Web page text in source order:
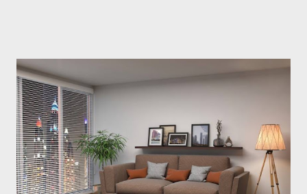
góc cạnh của nội thất. Khi kết hợp với bộ bàn ăn gỗ và ghế
màu xanh mint, tấm thảm tròn phòng khách tông màu trung
tính giúp định hình không gian, tạo cảm giác ấm cúng và quây
quần cho bữa cơm gia đình. Thảm tròn bàn ăn màu xám lông
chuột sang trọng Thảm Đẹp Sài Gòn Mẫu thảm tròn đường
kính 3m cỡ lớn đủ để bạn đặt bộ bàn ăn cho 4 người một cách
thoải mái. Cực kỳ sang trọng và hiện đại. 2. Thảm Chữ Nhật